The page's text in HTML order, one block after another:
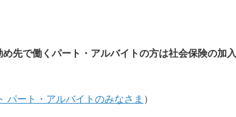
先で働くパート・アルバイトの方は社会保険の加入
パート・アルバイトのみなさま ）